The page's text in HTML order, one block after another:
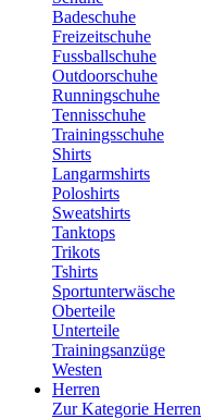
Badeschuhe
Freizeitschuhe
Fussballschuhe
Outdoorschuhe
Runningschuhe
Tennisschuhe
Trainingsschuhe
Shirts
Langarmshirts
Poloshirts
Sweatshirts
Tanktops
Trikots
Tshirts
Sportunterwäsche
Oberteile
Unterteile
Trainingsanzüge
Westen
Herren
Zur Kategorie Herren